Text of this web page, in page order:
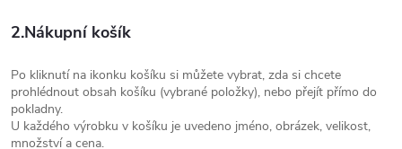
2.Nákupní košík
Po kliknutí na ikonku košíku si můžete vybrat, zda si chcete
prohlédnout obsah košíku (vybrané položky), nebo přejít přímo do
pokladny.
U každého výrobku v košíku je uvedeno jméno, obrázek, velikost,
množství a cena.